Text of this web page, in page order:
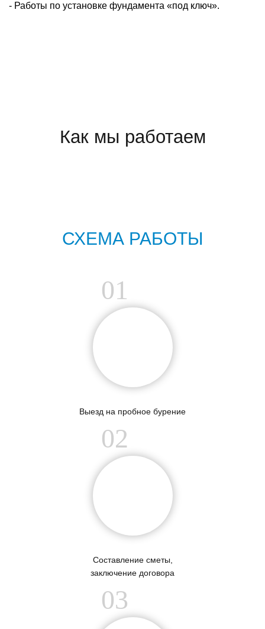
- Работы по установке фундамента «под ключ».
Как мы работаем
СХЕМА РАБОТЫ
Выезд на пробное бурение
01
Составление сметы,
заключение договора
02
03